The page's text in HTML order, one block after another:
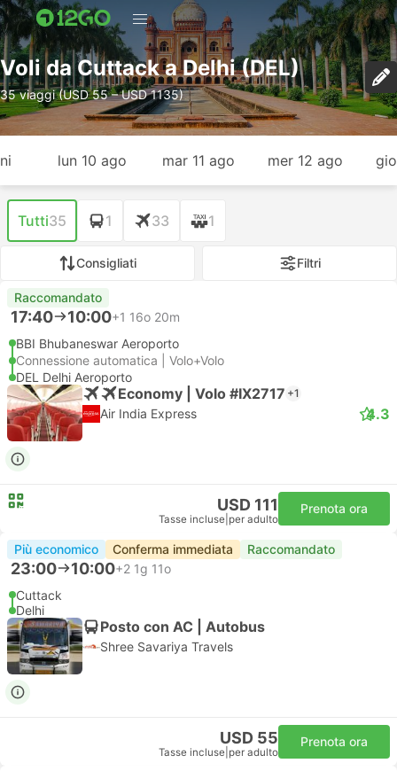
Voli da Cuttack a Delhi (DEL)
35 viaggi (USD 55 – USD 1135)
lun 10 ago mar 11 ago mer 12 ago
Tutti35 1 33 1
Consigliati Filtri
Raccomandato
17:40 10:00+1 16o 20m
BBI Bhubaneswar Aeroporto
Connessione automatica | Volo+Volo
DEL Delhi Aeroporto
Economy | Volo #IX2717 +1
Air India Express 4.3
USD 111
Tasse incluse per adulto
Prenota ora
Più economico Conferma immediata Raccomandato
23:00 10:00+2 1g 11o
Cuttack
Delhi
Posto con AC | Autobus
Shree Savariya Travels
USD 55
Tasse incluse per adulto
Prenota ora